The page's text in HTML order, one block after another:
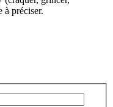
à préciser.